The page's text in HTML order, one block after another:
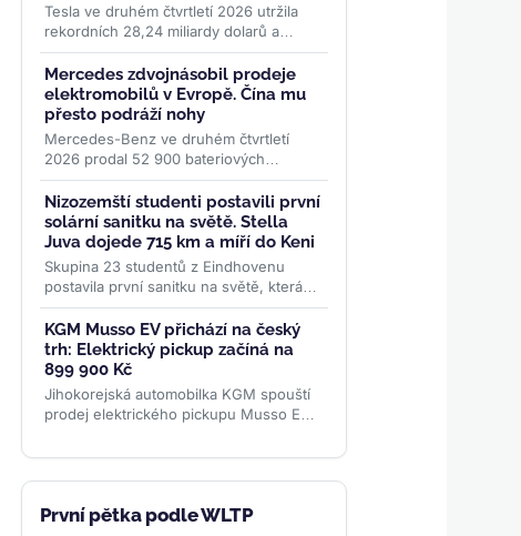
Tesla ve druhém čtvrtletí 2026 utržila
rekordních 28,24 miliardy dolarů a
poprvé překonala 100 miliard v ročních
tržbách. Provozní zisk...>>
Mercedes zdvojnásobil prodeje
elektromobilů v Evropě. Čína mu
přesto podráží nohy
Mercedes-Benz ve druhém čtvrtletí
2026 prodal 52 900 bateriových
elektromobilů, o 51 procent více než
před rokem. Evropa rostla o 87
procent...>>
Nizozemští studenti postavili první
solární sanitku na světě. Stella
Juva dojede 715 km a míří do Keni
Skupina 23 studentů z Eindhovenu
postavila první sanitku na světě, která
jezdí i léčí výhradně na sluneční energii.
Stella Juva má...>>
KGM Musso EV přichází na český
trh: Elektrický pickup začíná na
899 900 Kč
Jihokorejská automobilka KGM spouští
prodej elektrického pickupu Musso EV v
BYD chce oslovit...>>
První pětka podle WLTP